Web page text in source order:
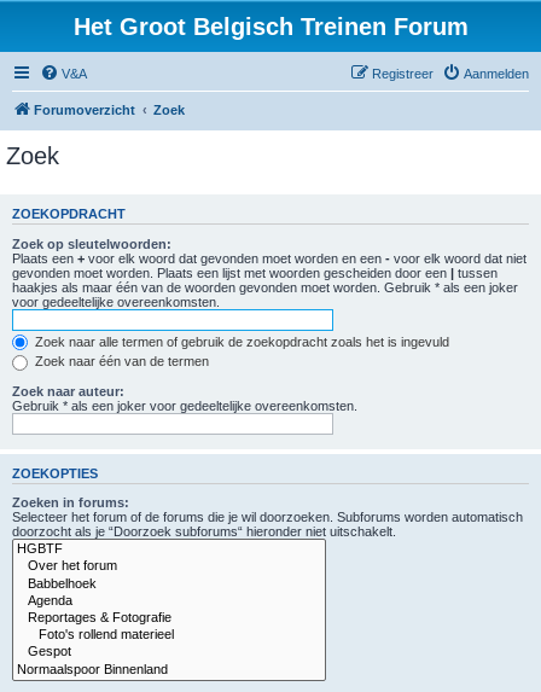
Het Groot Belgisch Treinen Forum
V&A Aanmelden
Registreer
Forumoverzicht Zoek
Zoek
ZOEKOPDRACHT
Zoek op sleutelwoorden:
Plaats een + voor elk woord dat gevonden moet worden en een - voor elk woord dat niet
gevonden moet worden. Plaats een lijst met woorden gescheiden door een | tussen
haakjes als maar één van de woorden gevonden moet worden. Gebruik * als een joker
voor gedeeltelijke overeenkomsten.
Zoek naar alle termen of gebruik de zoekopdracht zoals het is ingevuld
Zoek naar één van de termen
Zoek naar auteur:
Gebruik * als een joker voor gedeeltelijke overeenkomsten.
ZOEKOPTIES
Zoeken in forums:
Selecteer het forum of de forums die je wil doorzoeken. Subforums worden automatisch
doorzocht als je “Doorzoek subforums“ hieronder niet uitschakelt.